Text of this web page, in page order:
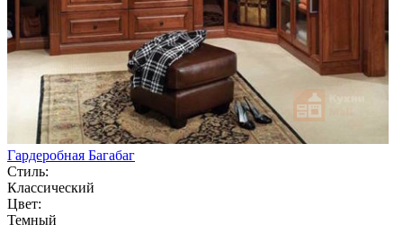
Гардеробная Багабаг
Стиль:
Классический
Цвет:
Темный